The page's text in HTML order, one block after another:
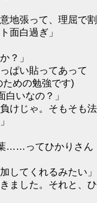
地張って、理屈で割
面白過ぎ」
？」
ぱい貼ってあって
めの勉強です)
いなの？」
けじゃ。そもそも法
……ってひかりさん
してくれるみたい」
ました。それと、ひ